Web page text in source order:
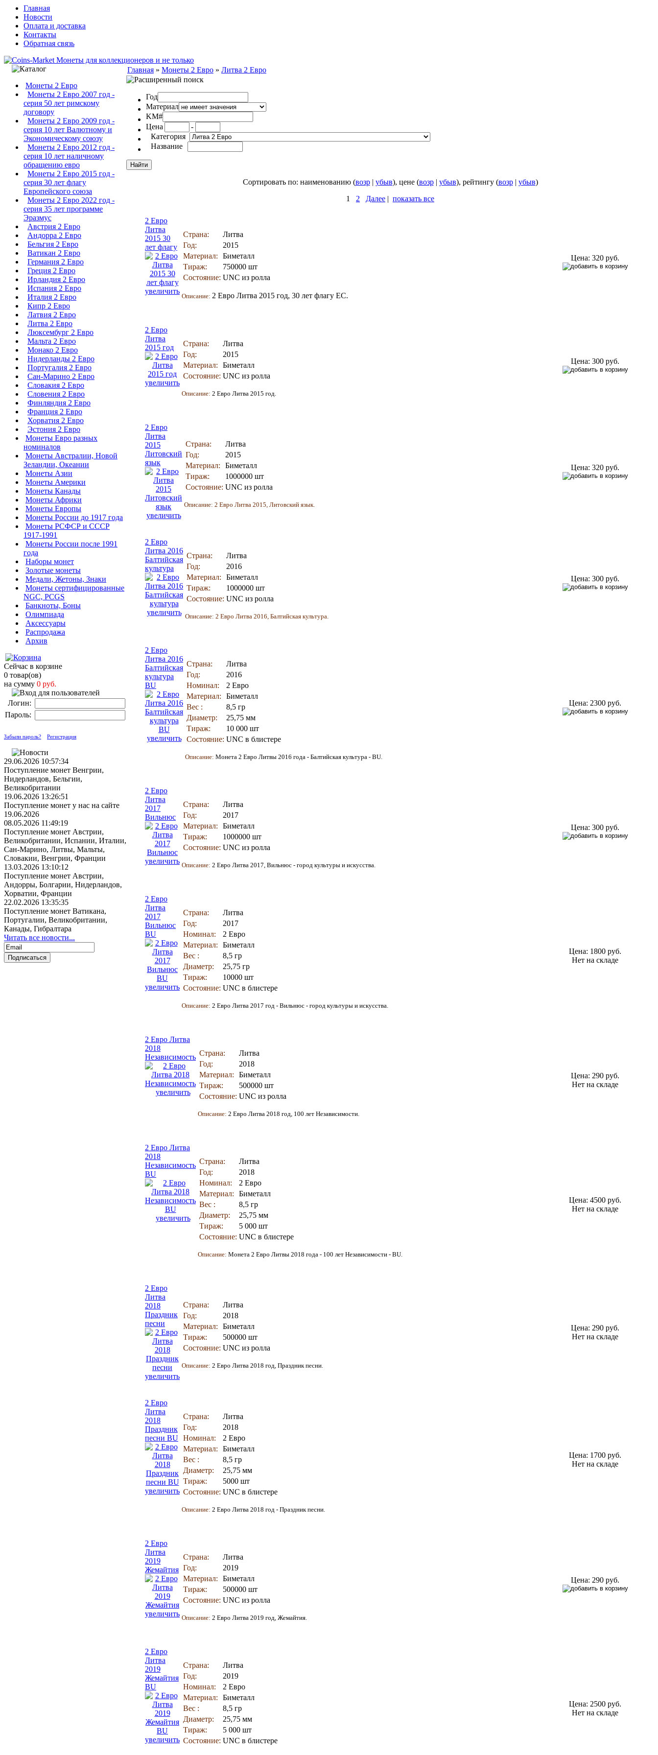
Главная
Новости
Оплата и доставка
Контакты
Обратная связь
Монеты 2 Евро
Монеты 2 Евро 2007 год -
серия 50 лет римскому
договору
Монеты 2 Евро 2009 год -
серия 10 лет Валютному и
Экономическому союзу
Монеты 2 Евро 2012 год -
серия 10 лет наличному
обращению евро
Монеты 2 Евро 2015 год -
серия 30 лет флагу
Европейского союза
Монеты 2 Евро 2022 год -
серия 35 лет программе
Эразмус
Австрия 2 Евро
Андорра 2 Евро
Бельгия 2 Евро
Ватикан 2 Евро
Германия 2 Евро
Греция 2 Евро
Ирландия 2 Евро
Испания 2 Евро
Италия 2 Евро
Кипр 2 Евро
Латвия 2 Евро
Литва 2 Евро
Люксембург 2 Евро
Мальта 2 Евро
Монако 2 Евро
Нидерланды 2 Евро
Португалия 2 Евро
Сан-Марино 2 Евро
Словакия 2 Евро
Словения 2 Евро
Финляндия 2 Евро
Франция 2 Евро
Хорватия 2 Евро
Эстония 2 Евро
Монеты Евро разных
номиналов
Монеты Австралии, Новой
Зеландии, Океании
Монеты Азии
Монеты Америки
Монеты Канады
Монеты Африки
Монеты Европы
Монеты России до 1917 года
Монеты РСФСР и СССР
1917-1991
Монеты России после 1991
года
Наборы монет
Золотые монеты
Медали, Жетоны, Знаки
Монеты сертифицированные
NGC, PCGS
Банкноты, Боны
Олимпиада
Аксессуары
Распродажа
Архив
Сейчас в корзине
0 товар(ов)
на сумму 0 руб.
Логин:
Пароль:
Забыли пароль? Регистрация
29.06.2026 10:57:34
Поступление монет Венгрии,
Нидерландов, Бельгии,
Великобритании
19.06.2026 13:26:51
Поступление монет у нас на сайте
19.06.2026
08.05.2026 11:49:19
Поступление монет Австрии,
Великобритании, Испании, Италии,
Сан-Марино, Литвы, Мальты,
Словакии, Венгрии, Франции
13.03.2026 13:10:12
Поступление монет Австрии,
Андорры, Болгарии, Нидерландов,
Хорватии, Франции
22.02.2026 13:35:35
Поступление монет Ватикана,
Португалии, Великобритании,
Канады, Гибралтара
Читать все новости...
Главная » Монеты 2 Евро » Литва 2 Евро
Год
Материал
KM#
Цена
-
Категория
Название
Сортировать по: наименованию (возр| убыв), цене (возр| убыв), рейтингу (возр| убыв)
1
2 Далее | показать все
2 Евро
Литва
2015 30
лет флагу
увеличить
Страна:
Литва
Год:
2015
Материал:
Биметалл
Тираж:
750000 шт
Состояние: UNC из ролла
Описание: 2 Евро Литва 2015 год, 30 лет флагу ЕС.
Цена: 320 руб.
2 Евро
Литва
2015 год
увеличить
Страна:
Литва
Год:
2015
Материал:
Биметалл
Состояние: UNC из ролла
Описание: 2 Евро Литва 2015 год.
Цена: 300 руб.
2 Евро
Литва
2015
Литовский
язык
увеличить
Страна:
Литва
Год:
2015
Материал:
Биметалл
Тираж:
1000000 шт
Состояние: UNC из ролла
Описание: 2 Евро Литва 2015, Литовский язык.
Цена: 320 руб.
2 Евро
Литва 2016
Балтийская
культура
увеличить
Страна:
Литва
Год:
2016
Материал:
Биметалл
Тираж:
1000000 шт
Состояние: UNC из ролла
Описание: 2 Евро Литва 2016, Балтийская культура.
Цена: 300 руб.
2 Евро
Литва 2016
Балтийская
культура
BU
увеличить
Страна:
Литва
Год:
2016
Номинал:
2 Евро
Материал:
Биметалл
Вес :
8,5 гр
Диаметр:
25,75 мм
Тираж:
10 000 шт
Состояние: UNC в блистере
Описание: Монета 2 Евро Литвы 2016 года - Балтийская культура - BU.
Цена: 2300 руб.
2 Евро
Литва
2017
Вильнюс
увеличить
Страна:
Литва
Год:
2017
Материал:
Биметалл
Тираж:
1000000 шт
Состояние: UNC из ролла
Описание: 2 Евро Литва 2017, Вильнюс - город культуры и искусства.
Цена: 300 руб.
2 Евро
Литва
2017
Вильнюс
BU
увеличить
Страна:
Литва
Год:
2017
Номинал:
2 Евро
Материал:
Биметалл
Вес :
8,5 гр
Диаметр:
25,75 гр
Тираж:
10000 шт
Состояние: UNC в блистере
Описание: 2 Евро Литва 2017 год - Вильнюс - город культуры и искусства.
Цена: 1800 руб.
Нет на складе
2 Евро Литва
2018
Независимость
увеличить
Страна:
Литва
Год:
2018
Материал:
Биметалл
Тираж:
500000 шт
Состояние: UNC из ролла
Описание: 2 Евро Литва 2018 год, 100 лет Независимости.
Цена: 290 руб.
Нет на складе
2 Евро Литва
2018
Независимость
BU
увеличить
Страна:
Литва
Год:
2018
Номинал:
2 Евро
Материал:
Биметалл
Вес :
8,5 гр
Диаметр:
25,75 мм
Тираж:
5 000 шт
Состояние: UNC в блистере
Описание: Монета 2 Евро Литвы 2018 года - 100 лет Независимости - BU.
Цена: 4500 руб.
Нет на складе
2 Евро
Литва
2018
Праздник
песни
увеличить
Страна:
Литва
Год:
2018
Материал:
Биметалл
Тираж:
500000 шт
Состояние: UNC из ролла
Описание: 2 Евро Литва 2018 год, Праздник песни.
Цена: 290 руб.
Нет на складе
2 Евро
Литва
2018
Праздник
песни BU
увеличить
Страна:
Литва
Год:
2018
Номинал:
2 Евро
Материал:
Биметалл
Вес :
8,5 гр
Диаметр:
25,75 мм
Тираж:
5000 шт
Состояние: UNC в блистере
Описание: 2 Евро Литва 2018 год - Праздник песни.
Цена: 1700 руб.
Нет на складе
2 Евро
Литва
2019
Жемайтия
увеличить
Страна:
Литва
Год:
2019
Материал:
Биметалл
Тираж:
500000 шт
Состояние: UNC из ролла
Описание: 2 Евро Литва 2019 год, Жемайтия.
Цена: 290 руб.
2 Евро
Литва
2019
Жемайтия
BU
увеличить
Страна:
Литва
Год:
2019
Номинал:
2 Евро
Материал:
Биметалл
Вес :
8,5 гр
Диаметр:
25,75 мм
Тираж:
5 000 шт
Состояние: UNC в блистере
Цена: 2500 руб.
Нет на складе